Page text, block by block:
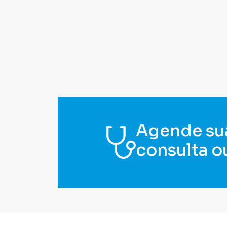
Agende
consulta